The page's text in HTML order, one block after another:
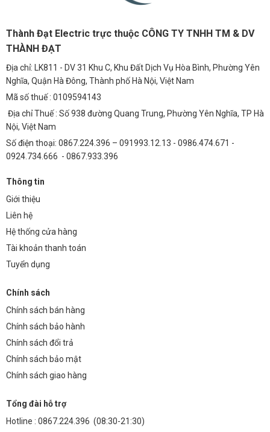
Thành Đạt Electric trực thuộc CÔNG TY TNHH TM & DV
THÀNH ĐẠT
Địa chỉ: LK811 - DV 31 Khu C, Khu Đất Dịch Vụ Hòa Bình, Phường Yên
Nghĩa, Quận Hà Đông, Thành phố Hà Nội, Việt Nam
Mã số thuế : 0109594143
Địa chỉ Thuế : Số 938 đường Quang Trung, Phường Yên Nghĩa, TP Hà
Nội, Việt Nam
Số điện thoại: 0867.224.396 – 091993.12.13 - 0986.474.671 -
0924.734.666 - 0867.933.396
Thông tin
Giới thiệu
Liên hệ
Hệ thống cửa hàng
Tài khoản thanh toán
Tuyển dụng
Chính sách
Chính sách bán hàng
Chính sách bảo hành
Chính sách đổi trả
Chính sách bảo mật
Chính sách giao hàng
Tổng đài hỗ trợ
Hotline : 0867.224.396 (08:30-21:30)